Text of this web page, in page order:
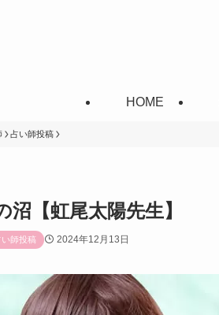
HOME
占い師投稿
沼【虹尾太陽先生】
い師投稿 2024年12月13日